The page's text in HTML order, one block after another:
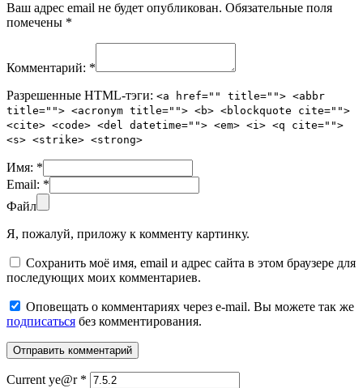
Ваш адрес email не будет опубликован. Обязательные поля
помечены *
Комментарий: *
Разрешенные HTML-тэги: <a href="" title=""> <abbr
title=""> <acronym title=""> <b> <blockquote cite="">
<cite> <code> <del datetime=""> <em> <i> <q cite="">
<s> <strike> <strong>
Имя: *
Email: *
Файл
Я, пожалуй, приложу к комменту картинку.
Сохранить моё имя, email и адрес сайта в этом браузере для
последующих моих комментариев.
Оповещать о комментариях через e-mail. Вы можете так же
подписаться без комментирования.
Current ye@r *